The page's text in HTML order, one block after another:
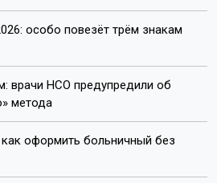
особо повезёт трём знакам
врачи НСО предупредили об
метода
оформить больничный без